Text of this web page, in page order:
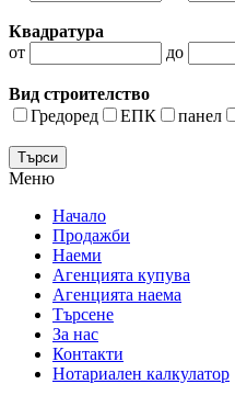
Квадратура
от
до
Вид строителство
Гредоред
ЕПК панел
Меню
Начало
Продажби
Наеми
Агенцията купува
Агенцията наема
Търсене
За нас
Контакти
Нотариален калкулатор